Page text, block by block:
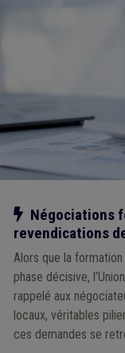
Notre action
Négociations
revendications
Alors que la
phase décisive,
rappelé aux
locaux, véritables
ces demandes se